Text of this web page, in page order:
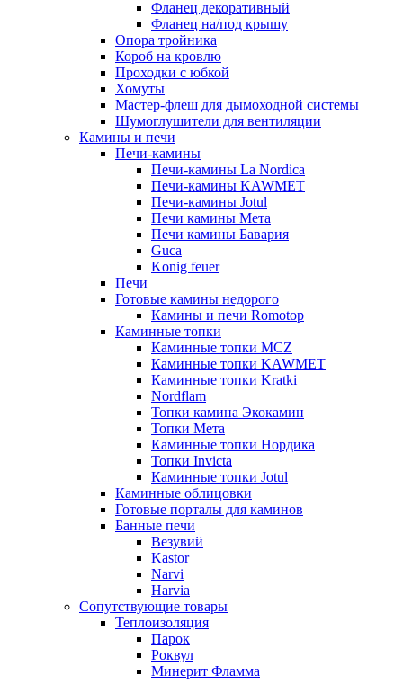
Фланец декоративный
Фланец на/под крышу
Опора тройника
Короб на кровлю
Проходки с юбкой
Хомуты
Мастер-флеш для дымоходной системы
Шумоглушители для вентиляции
Камины и печи
Печи-камины
Печи-камины La Nordica
Печи-камины KAWMET
Печи-камины Jotul
Печи камины Мета
Печи камины Бавария
Guca
Konig feuer
Печи
Готовые камины недорого
Камины и печи Romotop
Каминные топки
Каминные топки MCZ
Каминные топки KAWMET
Каминные топки Kratki
Nordflam
Топки камина Экокамин
Топки Мета
Каминные топки Нордика
Топки Invicta
Каминные топки Jotul
Каминные облицовки
Готовые порталы для каминов
Банные печи
Везувий
Kastor
Narvi
Harvia
Сопутствующие товары
Теплоизоляция
Парок
Роквул
Минерит Фламма